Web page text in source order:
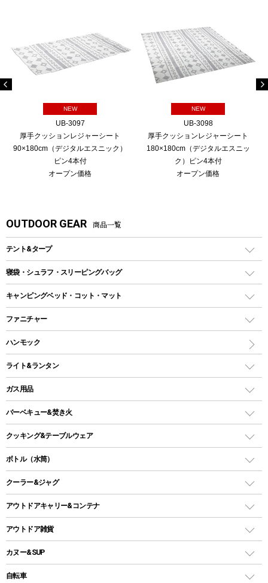
NEW
UB-3097
厚手クッションレジャーシート
90×180cm（デジタルエスニック）
ピン4本付
オープン価格
NEW
UB-3098
厚手クッションレジャーシート
180×180cm（デジタルエスニッ
ク）ピン4本付
オープン価格
OUTDOOR GEAR 商品一覧
テント&タープ
テント
ツールームテント
ワンポールテント
シェルターテント
ロッジ型・オリジナルテント
タープ
スクエアタープ（レクタタープ）
メッシュタープ
自立式タープ
パラソル
テントアクセサリー
ペグ
寝袋・シュラフ・スリーピングバッグ
レクタングラー型（封筒型）シュラフ
インナーシュラフ
キャンピングベッド・コット・マット
キャンピングベッド・コット
インフレータブルマット
ファニチャー
アウトドアテーブル
レジャーシート
ハンモック
ライト&ランタン
LEDランタン
ガスランタン
オイルランタン
LEDライト
ヘッドライト
キャンドル
ガス用品
ガスバーナー
ガス缶
ガストーチ、ライター
バーベキュー&焚き火
バーベキューコンロ、グリル
焚き火台タイプ（ロースタイル）グリル
卓上タイプグリル
パーティータイプグリル
鉄板、アミ
焚き火台&ストーブ
クッキング&テーブルウェア
ダッチオーブン
ホットサンドメーカー
クッカーセット
シェラカップ
クッキングツール
ボトル（水筒）
ステンレスボトル
コップ付きタイプ
ワンタッチタイプ
プラスチックボトル
ディズニーボトル
クーラー&ジャグ
クーラーボックス
クーラーバッグ
ウォータージャグ
保冷剤
アウトドアキャリー&コンテナ
アウトドアキャリー
アウトドア雑貨
バックパック&バッグ
カヌー&SUP
インフレータブル
自転車